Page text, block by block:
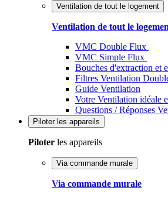
Ventilation de tout le logement
Ventilation de tout le
VMC Double Flux
VMC Simple Flux
Bouches d'extraction et
Filtres Ventilation
Guide Ventilation
Votre Ventilation idéale
Questions / Réponses
Piloter les appareils
Piloter les appareils
Via commande murale
Via commande murale